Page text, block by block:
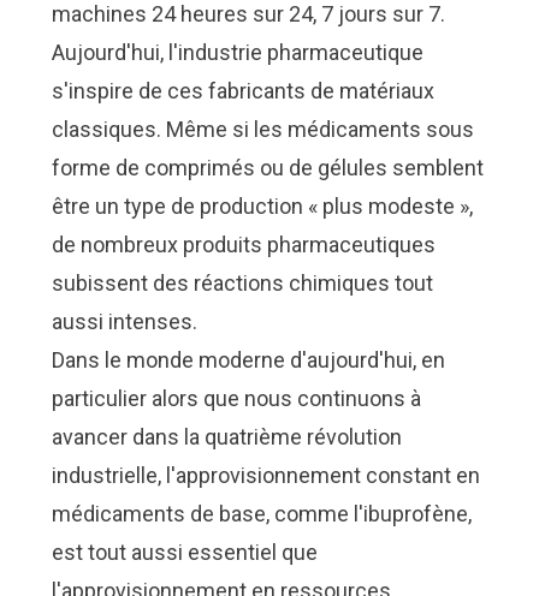
machines 24 heures sur 24, 7 jours sur 7.
Aujourd'hui, l'industrie pharmaceutique
s'inspire de ces fabricants de matériaux
classiques. Même si les médicaments sous
forme de comprimés ou de gélules semblent
être un type de production « plus modeste »,
de nombreux produits pharmaceutiques
subissent des réactions chimiques tout
aussi intenses.
Dans le monde moderne d'aujourd'hui, en
particulier alors que nous continuons à
avancer dans la quatrième révolution
industrielle, l'approvisionnement constant en
médicaments de base, comme l'ibuprofène,
est tout aussi essentiel que
l'approvisionnement en ressources